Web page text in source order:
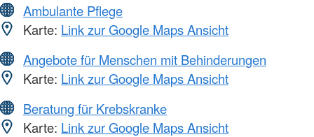
Ambulante Pflege
Karte: Link zur Google Maps Ansicht
Angebote für Menschen mit Behinderungen
Karte: Link zur Google Maps Ansicht
Beratung für Krebskranke
Karte: Link zur Google Maps Ansicht